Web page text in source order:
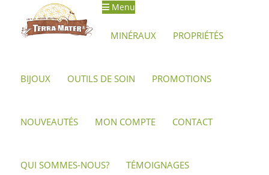
Aller
Aller
au
Menu
MINÉRAUX PROPRIÉTÉS
BIJOUX OUTILS DE SOIN PROMOTIONS
NOUVEAUTÉS MON COMPTE CONTACT
QUI SOMMES-NOUS? TÉMOIGNAGES
Accueil Minéraux, pierres et cristaux Spinelle
Spinelle